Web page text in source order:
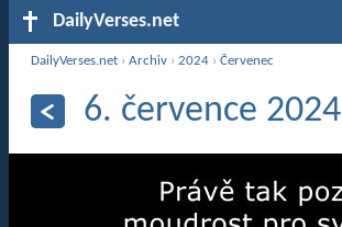
DailyVerses.net
DailyVerses.net ›Archiv ›2024 ›Červenec
6. července 2024